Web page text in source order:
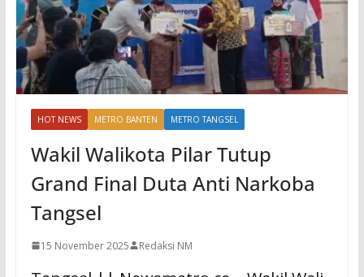
HOT NEWS METRO BANTEN METRO TANGSEL
Wakil Walikota Pilar Tutup
Grand Final Duta Anti Narkoba
Tangsel
15 November 2025 Redaksi NM